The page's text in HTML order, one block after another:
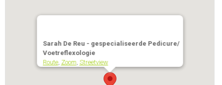
Sarah De Reu - gespecialiseerde Pedicure/
Voetreflexologie
Route, Zoom, Streetview